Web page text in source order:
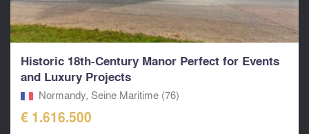
Historic 18th-Century Manor Perfect for Events
and Luxury Projects
Normandy, Seine Maritime (76)
€ 1.616.500